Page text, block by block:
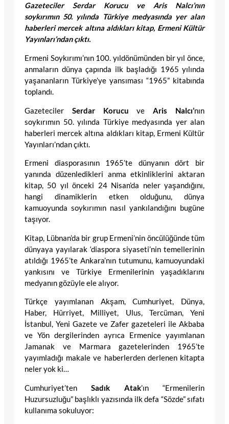
Gazeteciler Serdar Korucu ve Aris Nalcı’nın
soykırımın 50. yılında Türkiye medyasında yer alan
haberleri mercek altına aldıkları kitap, Ermeni Kültür
Yayınları’ndan çıktı.
Ermeni Soykırımı’nın 100. yıldönümünden bir yıl önce,
anmaların dünya çapında ilk başladığı 1965 yılında
yaşananların Türkiye’ye yansıması “1965” kitabında
toplandı.
Gazeteciler Serdar Korucu veAris Nalcı’nın
soykırımın 50. yılında Türkiye medyasında yer alan
haberleri mercek altına aldıkları kitap, Ermeni Kültür
Yayınları’ndan çıktı.
Ermeni diasporasının 1965’te dünyanın dört bir
yanında düzenledikleri anma etkinliklerini aktaran
kitap, 50 yıl önceki 24 Nisan’da neler yaşandığını,
hangi dinamiklerin etken olduğunu, dünya
kamuoyunda soykırımın nasıl yankılandığını bugüne
taşıyor.
Kitap, Lübnan’da bir grup Ermeni’nin öncülüğünde tüm
dünyaya yayılarak ‘diaspora siyaseti’nin temellerinin
atıldığı 1965’te Ankara’nın tutumunu, kamuoyundaki
yankısını ve Türkiye Ermenilerinin yaşadıklarını
medyanın gözüyle ele alıyor.
Türkçe yayımlanan Akşam, Cumhuriyet, Dünya,
Haber, Hürriyet, Milliyet, Ulus, Tercüman, Yeni
İstanbul, Yeni Gazete ve Zafer gazeteleri ile Akbaba
ve Yön dergilerinden ayrıca Ermenice yayımlanan
Jamanak ve Marmara gazetelerinden 1965’te
yayımladığı makale ve haberlerden derlenen kitapta
neler yok ki…
Cumhuriyet’tenSadık Atak’ın “Ermenilerin
Huzursuzluğu” başlıklı yazısında ilk defa “Sözde” sıfatı
kullanıma sokuluyor: